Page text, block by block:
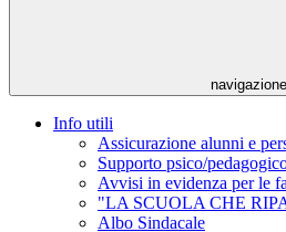
navigazione
Info utili
Assicurazione alunni e
Supporto psico/
Avvisi in evidenza per le
"LA SCUOLA CHE
Albo Sindacale